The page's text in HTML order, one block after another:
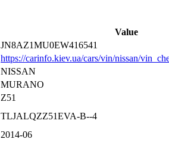
Value
JN8AZ1MU0EW416541
https://carinfo.kiev.ua/cars/vin/nissan/
NISSAN
MURANO
Z51
TLJALQZZ51EVA-B--4
2014-06